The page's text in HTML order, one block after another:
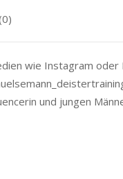
wie Instagram
und jungen